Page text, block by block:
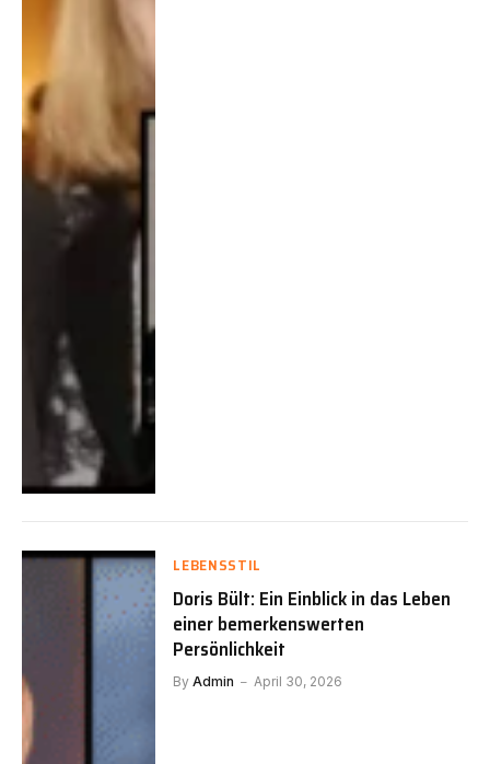
LEBENSSTIL
Doris Bült: Ein Einblick in das Leben
einer bemerkenswerten
Persönlichkeit
By Admin April 30, 2026